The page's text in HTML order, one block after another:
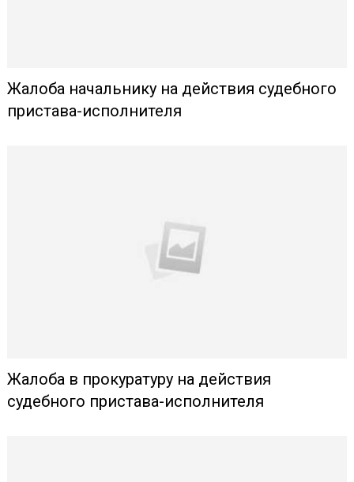
Жалоба начальнику на действия судебного
пристава-исполнителя
Жалоба в прокуратуру на действия
судебного пристава-исполнителя